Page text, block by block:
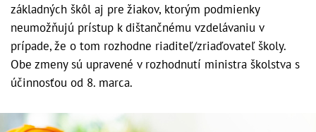
základných škôl aj pre žiakov, ktorým podmienky
neumožňujú prístup k dištančnému vzdelávaniu v
prípade, že o tom rozhodne riaditeľ/zriaďovateľ školy.
Obe zmeny sú upravené v rozhodnutí ministra školstva s
účinnosťou od 8. marca.